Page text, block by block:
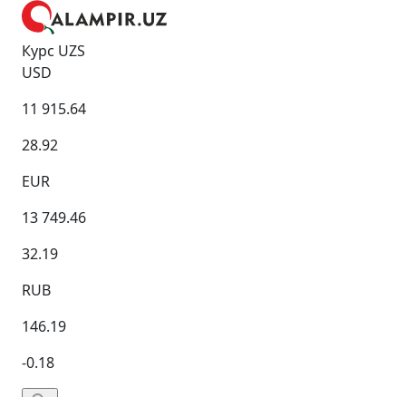
Курс UZS
USD
11 915.64
28.92
EUR
13 749.46
32.19
RUB
146.19
-0.18